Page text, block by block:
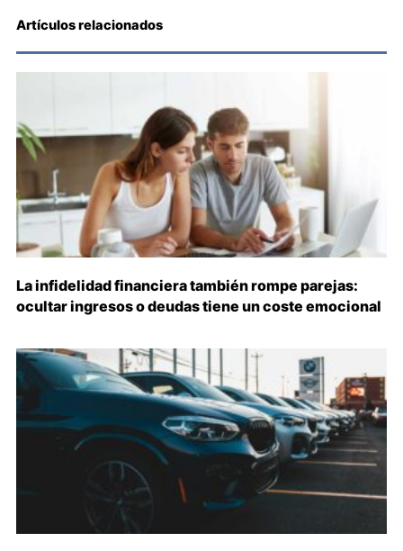
Artículos relacionados
La infidelidad financiera también rompe parejas:
ocultar ingresos o deudas tiene un coste emocional